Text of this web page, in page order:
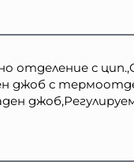
отделение с
джоб с